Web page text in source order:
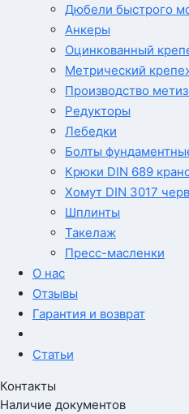
Дюбели быстрого
Анкеры
Оцинкованный
Метрический
Производство
Редукторы
Лебедки
Болты
Крюки DIN 689
Хомут DIN 3017
Шплинты
Такелаж
Пресс-масленки
О нас
Отзывы
Гарантия и возврат
Статьи
Контакты
Наличие документов